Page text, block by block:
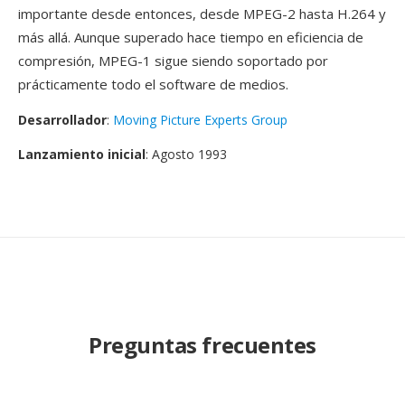
importante desde entonces, desde MPEG-2 hasta H.264 y
más allá. Aunque superado hace tiempo en eficiencia de
compresión, MPEG-1 sigue siendo soportado por
prácticamente todo el software de medios.
Desarrollador: Moving Picture Experts Group
Lanzamiento inicial: Agosto 1993
Preguntas frecuentes